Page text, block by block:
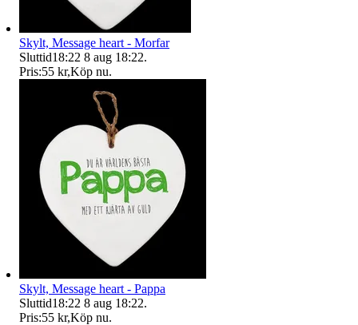
Skylt, Message heart - Morfar
Sluttid18:22 8 aug 18:22.
Pris:55 kr,Köp nu.
Skylt, Message heart - Pappa
Sluttid18:22 8 aug 18:22.
Pris:55 kr,Köp nu.